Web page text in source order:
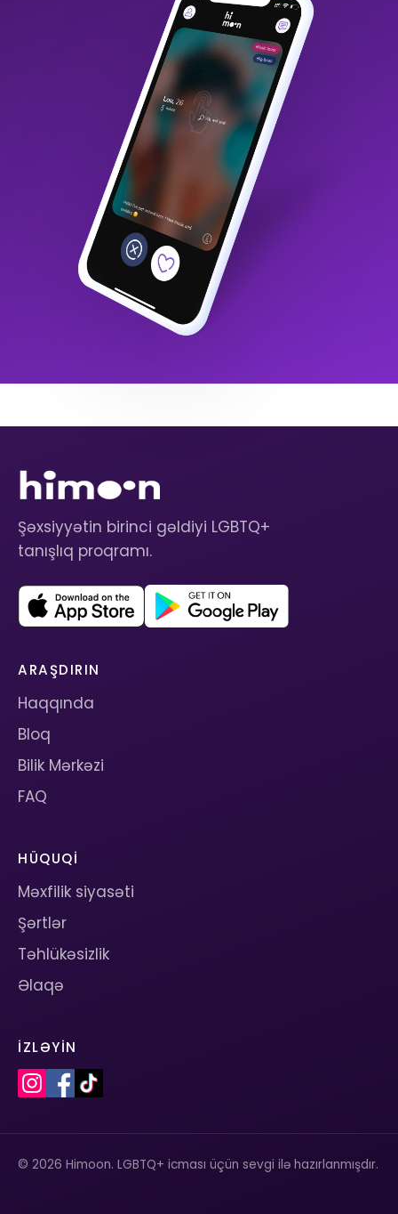
Şəxsiyyətin birinci gəldiyi LGBTQ+
tanışlıq proqramı.
ARAŞDIRIN
Haqqında
Bloq
Bilik Mərkəzi
FAQ
HÜQUQI
Məxfilik siyasəti
Şərtlər
Təhlükəsizlik
Əlaqə
İZLƏYIN
© 2026 Himoon. LGBTQ+ icması üçün sevgi ilə hazırlanmışdır.